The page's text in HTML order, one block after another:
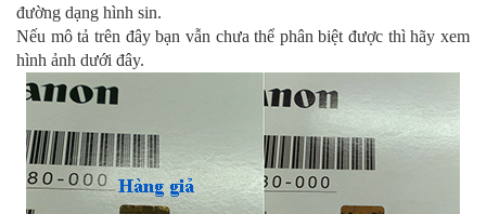
đường dạng hình sin.
Nếu mô tả trên đây bạn vẫn chưa thể phân biệt được thì hãy xem
hình ảnh dưới đây.